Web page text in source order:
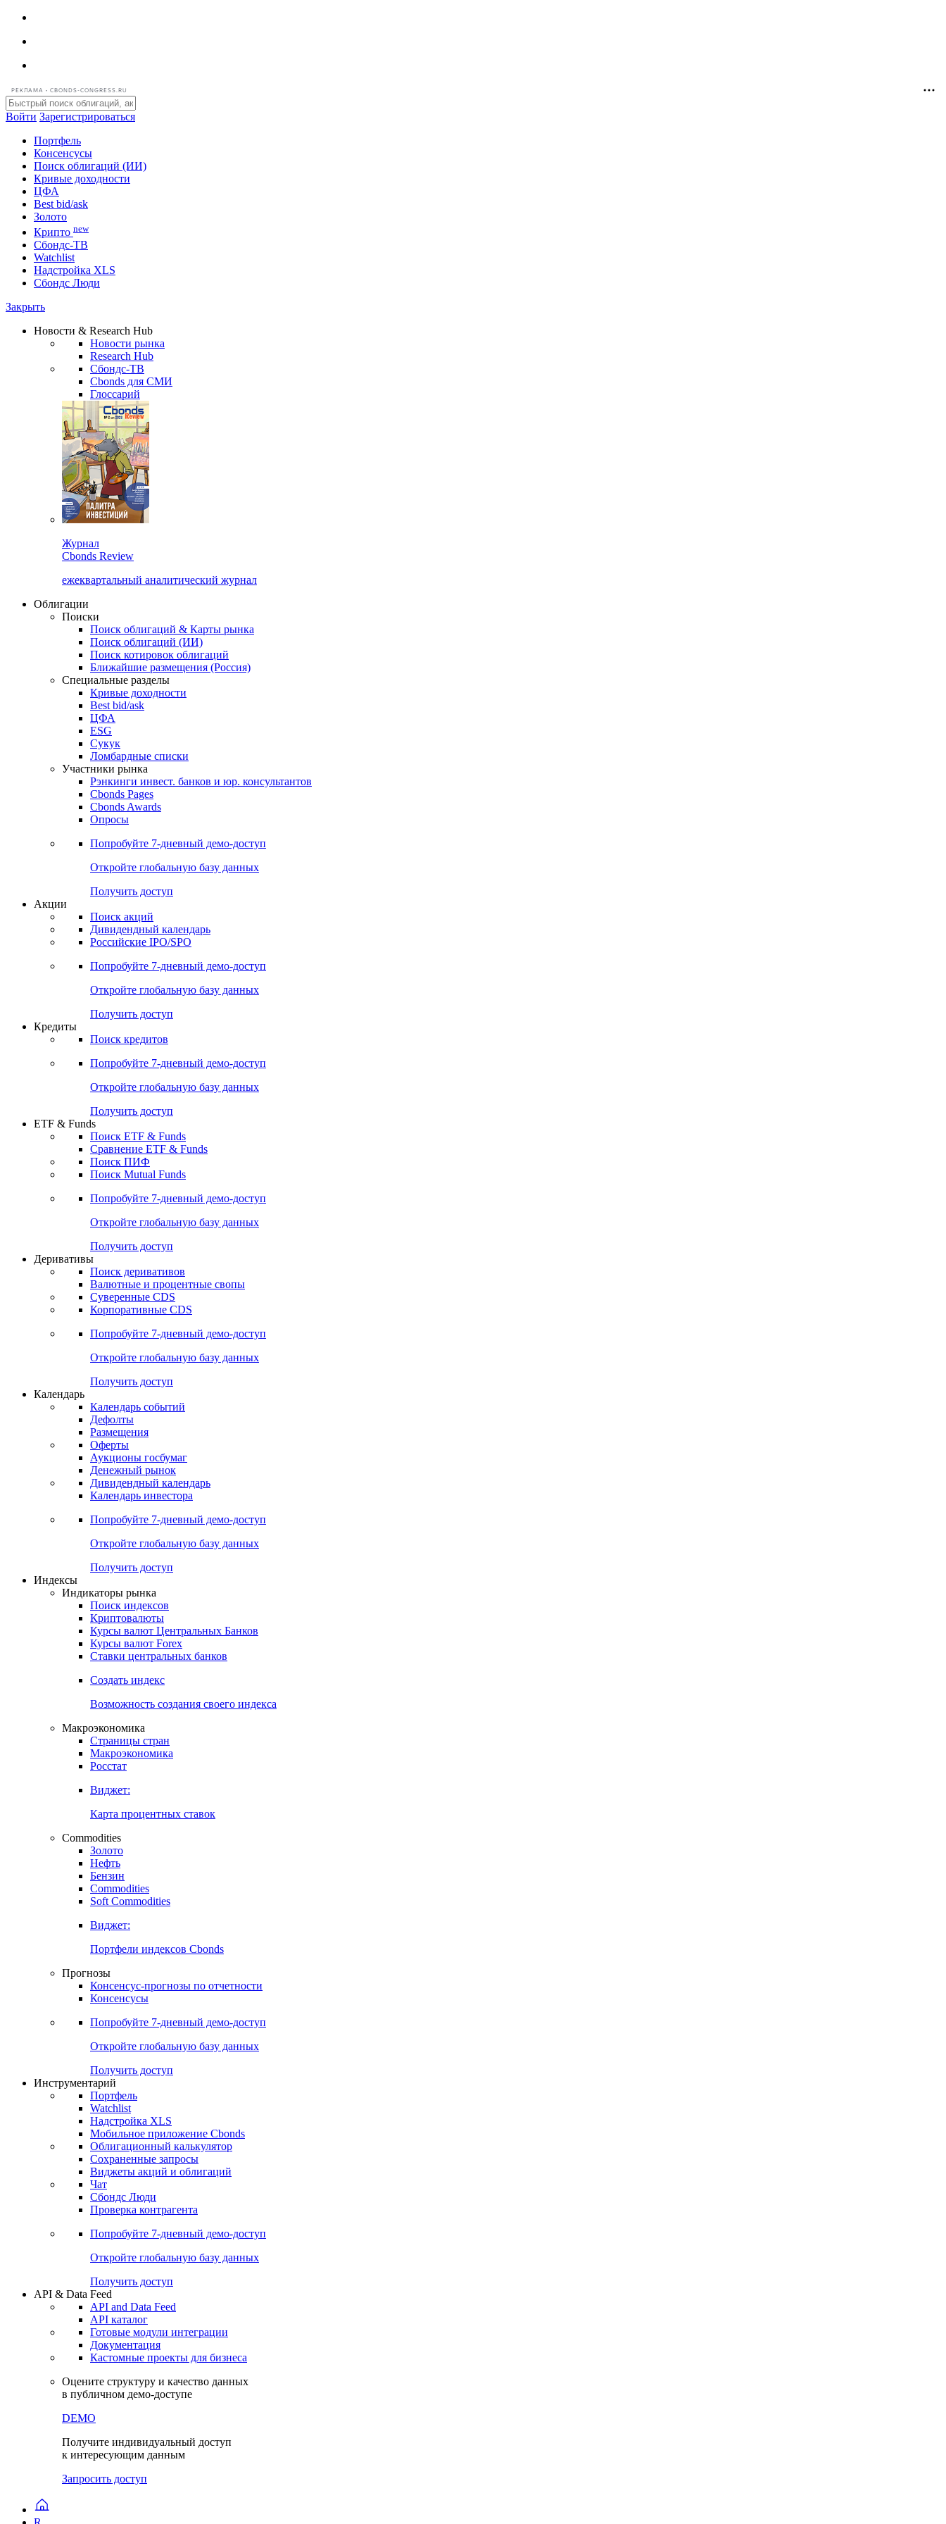
РЕКЛАМА • CBONDS-CONGRESS.RU
Войти Зарегистрироваться
Портфель
Консенсусы
Поиск облигаций (ИИ)
Кривые доходности
ЦФА
Best bid/ask
Золото
Криптоnew
Сбондс-ТВ
Надстройка XLS
Сбондс Люди
Новости & Research Hub
Новости рынка
Research Hub
Сбондс-ТВ
Cbonds для СМИ
Глоссарий
Журнал
Cbonds Review
ежеквартальный аналитический журнал
Облигации
Поиски
Поиск облигаций & Карты рынка
Поиск облигаций (ИИ)
Поиск котировок облигаций
Ближайшие размещения (Россия)
Специальные разделы
Кривые доходности
Best bid/ask
ЦФА
ESG
Сукук
Ломбардные списки
Участники рынка
Рэнкинги инвест. банков и юр. консультантов
Cbonds Pages
Cbonds Awards
Опросы
Попробуйте7-дневный
Откройте глобальную базу данных
Получить доступ
Акции
Поиск акций
Дивидендный календарь
Российские IPO/SPO
Попробуйте7-дневный
Откройте глобальную базу данных
Получить доступ
Кредиты
Поиск кредитов
Попробуйте7-дневный
Откройте глобальную базу данных
Получить доступ
ETF & Funds
Поиск ETF & Funds
Сравнение ETF & Funds
Поиск ПИФ
Поиск Mutual Funds
Попробуйте7-дневный
Откройте глобальную базу данных
Получить доступ
Деривативы
Поиск деривативов
Валютные и процентные свопы
Суверенные CDS
Корпоративные CDS
Попробуйте7-дневный
Откройте глобальную базу данных
Получить доступ
Календарь
Календарь событий
Дефолты
Размещения
Оферты
Аукционы госбумаг
Денежный рынок
Дивидендный календарь
Календарь инвестора
Попробуйте7-дневный
Получить доступ
Индикаторы рынка
Поиск индексов
Криптовалюты
Курсы валют Центральных Банков
Курсы валют Forex
Ставки центральных банков
Создать индекс
Возможность создания своего индекса
Макроэкономика
Страницы стран
Макроэкономика
Росстат
Виджет:
Карта процентных ставок
Commodities
Золото
Нефть
Бензин
Commodities
Soft Commodities
Виджет:
Портфели индексов Cbonds
Прогнозы
Консенсус-прогнозы по отчетности
Консенсусы
Попробуйте7-дневный
Откройте глобальную базу данных
Получить доступ
Инструментарий
Портфель
Watchlist
Надстройка XLS
Мобильное приложение Cbonds
Облигационный калькулятор
Сохраненные запросы
Виджеты акций и облигаций
Чат
Сбондс Люди
Проверка контрагента
Попробуйте7-дневный
Откройте глобальную базу данных
Получить доступ
API & Data Feed
API and Data Feed
API каталог
Документация
Кастомные проекты для бизнеса
Оцените структуру и качество данных
в публичном демо-доступе
DEMO
Получите индивидуальный доступ